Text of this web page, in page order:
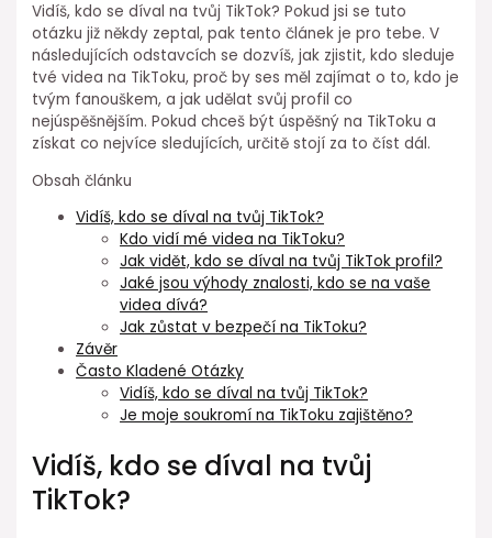
Vidíš, kdo se díval na tvůj TikTok? Pokud jsi se tuto
otázku již někdy zeptal, pak tento článek je pro tebe. V
následujících odstavcích se dozvíš, jak zjistit, kdo sleduje
tvé videa na TikToku, proč by ses měl zajímat o to, kdo je
tvým fanouškem, a jak udělat svůj profil co
nejúspěšnějším. Pokud chceš být úspěšný na TikToku a
získat co nejvíce sledujících, určitě stojí za to číst dál.
Obsah článku
Vidíš, kdo se díval na tvůj TikTok?
Kdo vidí mé videa na TikToku?
Jak vidět, kdo se díval na tvůj TikTok profil?
Jaké jsou výhody znalosti, kdo se na vaše
videa dívá?
Jak zůstat v bezpečí na TikToku?
Závěr
Často Kladené Otázky
Vidíš, kdo se díval na tvůj TikTok?
Je moje soukromí na TikToku zajištěno?
Vidíš, kdo se díval na tvůj
TikTok?